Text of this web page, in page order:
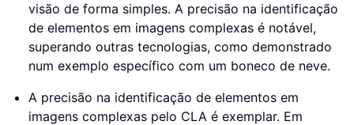
visão de forma simples. A precisão na identificação
de elementos em imagens complexas é notável,
superando outras tecnologias, como demonstrado
num exemplo específico com um boneco de neve.
A precisão na identificação de elementos em
imagens complexas pelo CLA é exemplar. Em